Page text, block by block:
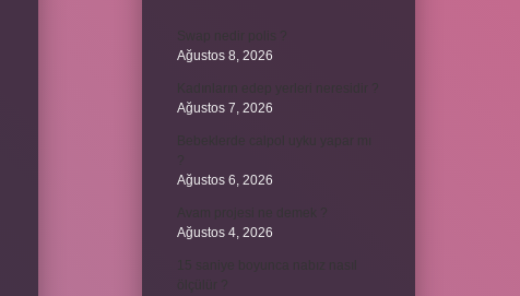
Ağustos 8, 2026
Ağustos 7, 2026
Ağustos 6, 2026
Ağustos 4, 2026